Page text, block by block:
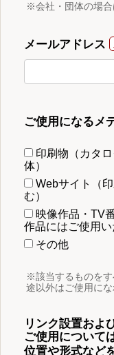
※会社・団体の場合
メールアドレス
ご使用になるメ
印刷物（カタ
体）
Webサイト（
む）
映像作品・TV
作品にはご使用い
その他
※該当するものをす
途以外はご使用にな
リンク設置およ
ご使用について
位置や形式など